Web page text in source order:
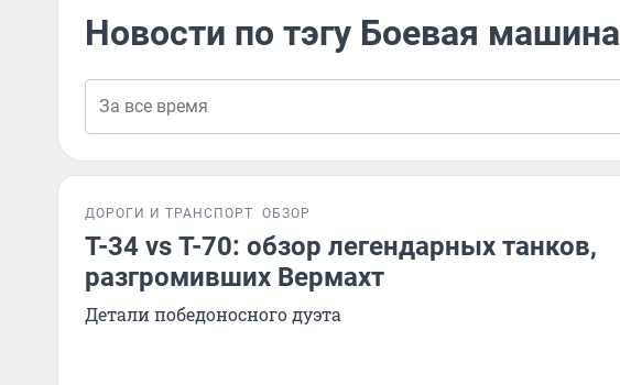
Новости по тэгу Боевая машина
ДОРОГИ И ТРАНСПОРТ ОБЗОР
Т-34 vs Т-70: обзор легендарных танков,
разгромивших Вермахт
Детали победоносного дуэта